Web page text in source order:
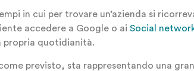
in cui per trovare un’azienda si
accedere a Google o ai Social
propria quotidianità.
previsto, sta rappresentando una